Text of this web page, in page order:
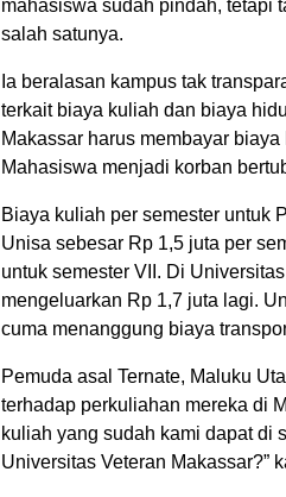
mahasiswa sudah pindah, tetapi
salah satunya.
Ia beralasan kampus tak
terkait biaya kuliah dan biaya
Makassar harus membayar
Mahasiswa menjadi korban
Biaya kuliah per semester untuk
Unisa sebesar Rp 1,5 juta per
untuk semester VII. Di
mengeluarkan Rp 1,7 juta lagi.
cuma menanggung biaya
Pemuda asal Ternate, Maluku
terhadap perkuliahan mereka di
kuliah yang sudah kami dapat di
Universitas Veteran Makassar?”